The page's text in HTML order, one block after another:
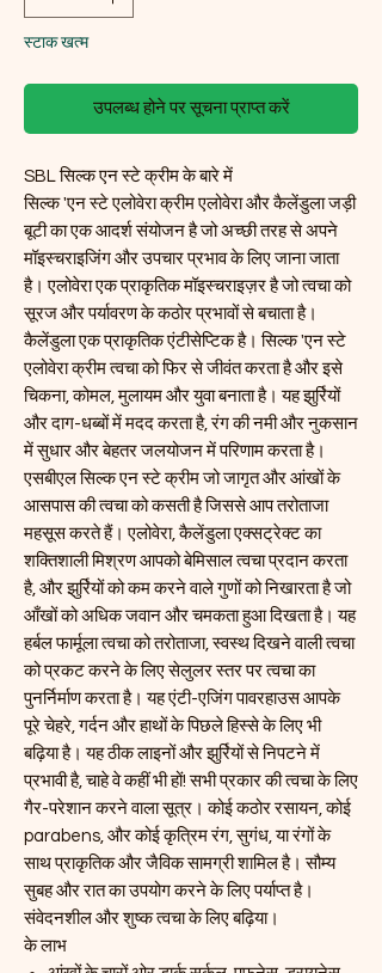
स्टाक खत्म
उपलब्ध होने पर सूचना प्राप्त करें
SBL सिल्क एन स्टे क्रीम के बारे में
सिल्क 'एन स्टे एलोवेरा क्रीम एलोवेरा और कैलेंडुला जड़ी
बूटी का एक आदर्श संयोजन है जो अच्छी तरह से अपने
मॉइस्चराइजिंग और उपचार प्रभाव के लिए जाना जाता
है। एलोवेरा एक प्राकृतिक मॉइस्चराइज़र है जो त्वचा को
सूरज और पर्यावरण के कठोर प्रभावों से बचाता है।
कैलेंडुला एक प्राकृतिक एंटीसेप्टिक है। सिल्क 'एन स्टे
एलोवेरा क्रीम त्वचा को फिर से जीवंत करता है और इसे
चिकना, कोमल, मुलायम और युवा बनाता है। यह झुर्रियों
और दाग-धब्बों में मदद करता है, रंग की नमी और नुकसान
में सुधार और बेहतर जलयोजन में परिणाम करता है।
एसबीएल सिल्क एन स्टे क्रीम जो जागृत और आंखों के
आसपास की त्वचा को कसती है जिससे आप तरोताजा
महसूस करते हैं। एलोवेरा, कैलेंडुला एक्सट्रेक्ट का
शक्तिशाली मिश्रण आपको बेमिसाल त्वचा प्रदान करता
है, और झुर्रियों को कम करने वाले गुणों को निखारता है जो
आँखों को अधिक जवान और चमकता हुआ दिखता है। यह
हर्बल फार्मूला त्वचा को तरोताजा, स्वस्थ दिखने वाली त्वचा
को प्रकट करने के लिए सेलुलर स्तर पर त्वचा का
पुनर्निर्माण करता है। यह एंटी-एजिंग पावरहाउस आपके
पूरे चेहरे, गर्दन और हाथों के पिछले हिस्से के लिए भी
बढ़िया है। यह ठीक लाइनों और झुर्रियों से निपटने में
प्रभावी है, चाहे वे कहीं भी हों! सभी प्रकार की त्वचा के लिए
गैर-परेशान करने वाला सूत्र। कोई कठोर रसायन, कोई
parabens, और कोई कृत्रिम रंग, सुगंध, या रंगों के
साथ प्राकृतिक और जैविक सामग्री शामिल है। सौम्य
सुबह और रात का उपयोग करने के लिए पर्याप्त है।
संवेदनशील और शुष्क त्वचा के लिए बढ़िया।
के लाभ